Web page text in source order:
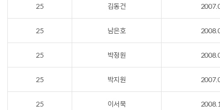
25 김동건
25 남은호
25 박정원
25 박지원
25 이서묵